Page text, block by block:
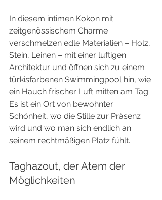
In diesem intimen Kokon mit
zeitgenössischem Charme
verschmelzen edle Materialien – Holz,
Stein, Leinen – mit einer luftigen
Architektur und öffnen sich zu einem
türkisfarbenen Swimmingpool hin, wie
ein Hauch frischer Luft mitten am Tag.
Es ist ein Ort von bewohnter
Schönheit, wo die Stille zur Präsenz
wird und wo man sich endlich an
seinem rechtmäßigen Platz fühlt.
Taghazout, der Atem der
Möglichkeiten